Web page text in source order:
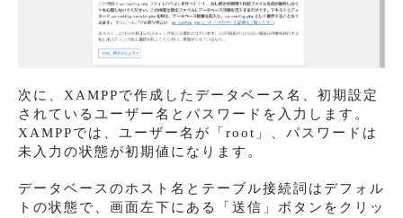
次に、XAMPPで作成したデータベース名、初期設定
されているユーザー名とパスワードを入力します。
XAMPPでは、ユーザー名が「root」、パスワードは
未入力の状態が初期値になります。
データベースのホスト名とテーブル接続詞はデフォル
トの状態で、画面左下にある「送信」ボタンをクリッ